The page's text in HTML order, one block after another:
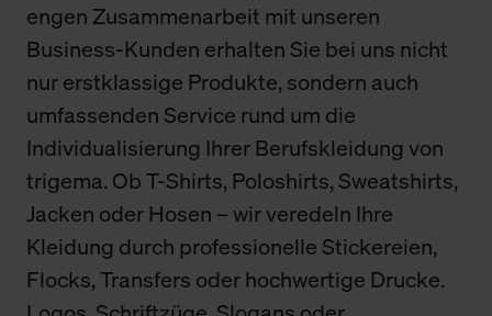
engen Zusammenarbeit mit unseren
Business-Kunden erhalten Sie bei uns nicht
nur erstklassige Produkte, sondern auch
umfassenden Service rund um die
Individualisierung Ihrer Berufskleidung von
trigema. Ob T-Shirts, Poloshirts, Sweatshirts,
Jacken oder Hosen – wir veredeln Ihre
Kleidung durch professionelle Stickereien,
Flocks, Transfers oder hochwertige Drucke.